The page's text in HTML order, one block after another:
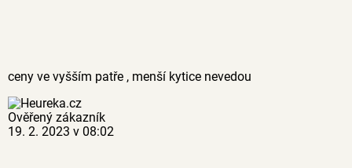
ceny ve vyšším patře , menší kytice nevedou
Ověřený zákazník
19. 2. 2023 v 08:02